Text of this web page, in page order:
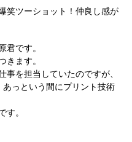
笑ツーショット！仲良し感が
君です。
きます。
事を担当していたのですが、
っという間にプリント技術
す。